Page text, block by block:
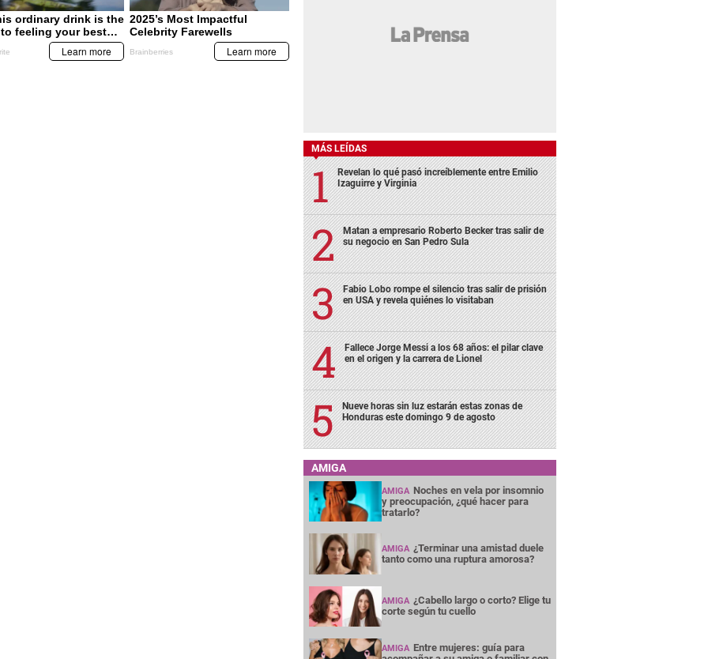
MÁS LEÍDAS
Revelan lo qué pasó increíblemente entre Emilio
Izaguirre y Virginia
Matan a empresario Roberto Becker tras salir de
su negocio en San Pedro Sula
Fabio Lobo rompe el silencio tras salir de prisión
en USA y revela quiénes lo visitaban
Fallece Jorge Messi a los 68 años: el pilar clave
en el origen y la carrera de Lionel
Nueve horas sin luz estarán estas zonas de
Honduras este domingo 9 de agosto
AMIGA
AMIGA Noches en vela por insomnio
y preocupación, ¿qué hacer para
tratarlo?
AMIGA ¿Terminar una amistad duele
tanto como una ruptura amorosa?
AMIGA ¿Cabello largo o corto? Elige tu
corte según tu cuello
AMIGA Entre mujeres: guía para